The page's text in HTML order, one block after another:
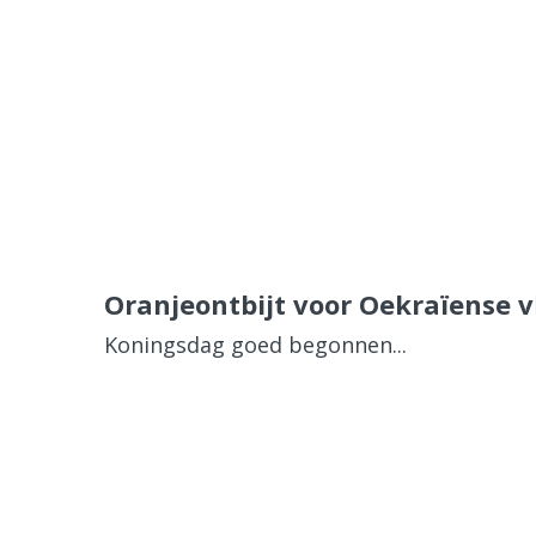
Oranjeontbijt voor Oekraïense
Koningsdag goed begonnen...